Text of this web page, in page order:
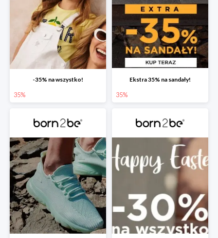
-35% na wszystko!
35%
Ekstra 35% na sandały!
35%